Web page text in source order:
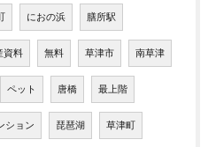
におの浜 膳所駅
資料 無料 草津市 南草津
ペット 唐橋 最上階
ション 琵琶湖 草津町